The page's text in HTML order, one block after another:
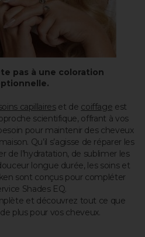
pas à une coloration
capillaireset de coiffage est
scientifique, offrant à vos
pour maintenir des cheveux
Qu’il s’agisse de réparer les
de l’hydratation, de sublimer les
longue durée, les soins et
sont conçus pour compléter
Shades EQ.
et découvrez tout ce que
plus pour vos cheveux.